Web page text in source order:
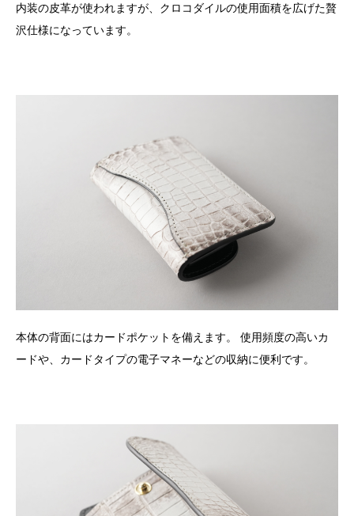
内装の皮革が使われますが、クロコダイルの使用面積を広げた贅
沢仕様になっています。
本体の背面にはカードポケットを備えます。 使用頻度の高いカ
ードや、カードタイプの電子マネーなどの収納に便利です。